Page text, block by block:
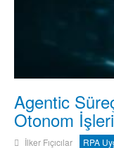
Agentic
Otonom
İlker Fıçıcılar RPA